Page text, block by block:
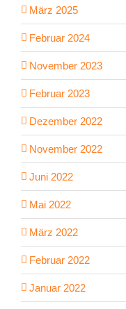
März 2025
Februar 2024
November 2023
Februar 2023
Dezember 2022
November 2022
Juni 2022
Mai 2022
März 2022
Februar 2022
Januar 2022